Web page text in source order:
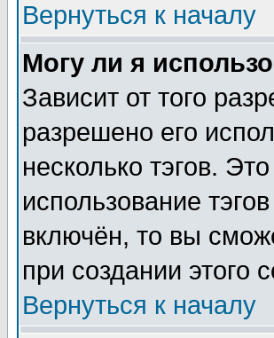
Вернуться к началу
Могу ли я
Зависит от того
разрешено его
несколько тэгов.
использование
включён, то вы
при создании этого
Вернуться к началу